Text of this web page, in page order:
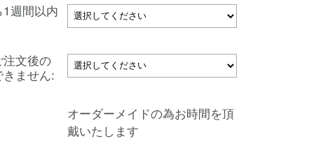
週間以内
文後の
ません:
オーダーメイドの為お時間を頂
戴いたします